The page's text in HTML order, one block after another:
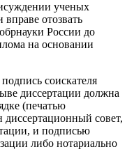
ученых
вправе отозвать
России до
на основании
соискателя
диссертации должна
(печатью
диссертационный совет,
и подписью
либо нотариально